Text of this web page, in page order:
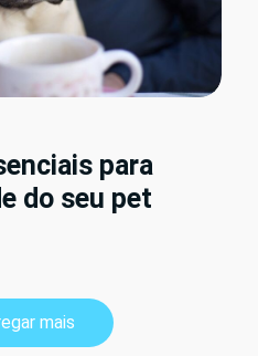
para
do seu pet
mais